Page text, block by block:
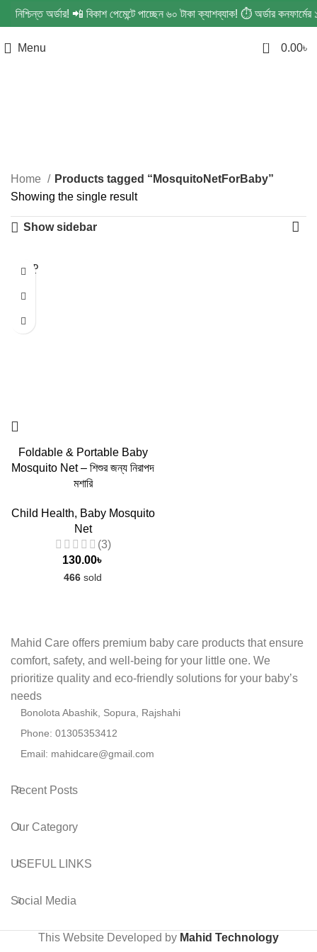
নিশ্চিন্ত অর্ডার! 📲 বিকাশ পেমেন্টে পাচ্ছেন ৬০ টাকা ক্যাশব্যাক! ⏱️ অর্ডার
Menu 0 0.00৳
Categories
Home
Products tagged “MosquitoNetForBaby”
Showing the single result
Show sidebar
SOLD
OUT
Foldable & Portable Baby
Mosquito Net – শিশুর জন্য নিরাপদ
মশারি
Child Health, Baby Mosquito
Net
(3)
130.00৳
466 sold
Mahid Care offers premium baby care products that ensure
comfort, safety, and well-being for your little one. We
prioritize quality and eco-friendly solutions for your baby’s
needs
Bonolota Abashik, Sopura, Rajshahi
Phone: 01305353412
Email: mahidcare@gmail.com
Recent Posts
Our Category
USEFUL LINKS
Social Media
This Website Developed by Mahid Technology